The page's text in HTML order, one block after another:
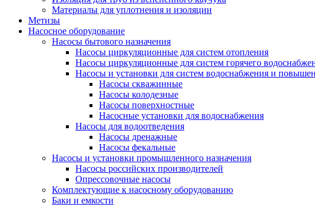
Материалы для уплотнения и изоляции
Метизы
Насосное оборудование
Насосы бытового назначения
Насосы циркуляционные для систем отопления
Насосы циркуляционные для систем горячего
Насосы и установки для систем водоснабжения и
Насосы скважинные
Насосы колодезные
Насосы поверхностные
Насосные установки для водоснабжения
Насосы для водоотведения
Насосы дренажные
Насосы фекальные
Насосы и установки промышленного назначения
Насосы российских производителей
Опрессовочные насосы
Комплектующие к насосному оборудованию
Баки и емкости